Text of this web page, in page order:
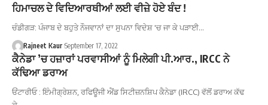
ਹਿਮਾਚਲ ਦੇ ਵਿਦਿਆਰਥੀਆਂ ਲਈ ਵੀਜ਼ੇ ਹੋਏ ਬੰਦ !
ਚੰਡੀਗੜ: ਪੰਜਾਬ ਦੇ ਬਹੁਤੇ ਨੌਜਵਾਨਾਂ ਦਾ ਸੁਪਨਾ ਵਿਦੇਸ਼ 'ਚ ਜਾ ਕੇ ਪੜਾਈ…
Rajneet Kaur September 17, 2022
ਕੈਨੇਡਾ ’ਚ ਹਜ਼ਾਰਾਂ ਪਰਵਾਸੀਆਂ ਨੂੰ ਮਿਲੇਗੀ ਪੀ.ਆਰ., IRCC ਨੇ
ਕੱਢਿਆ ਡਰਾਅ
ਓਂਟਾਰੀਓ : ਇੰਮੀਗ੍ਰੇਸ਼ਨ, ਰਫਿਊਜੀ ਐਂਡ ਸਿਟੀਜ਼ਨਸ਼ਿਪ ਕੈਨੇਡਾ (IRCC) ਵੱਲੋਂ ਡਰਾਅ ਕੱਢ